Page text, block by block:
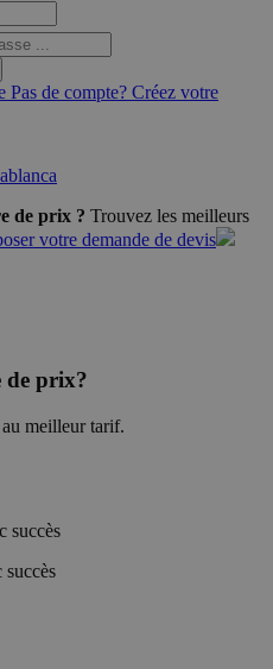
Pas de compte? Créez votre
de prix ? Trouvez les meilleurs
votre demande de devis
de prix?
meilleur tarif.
succès
succès